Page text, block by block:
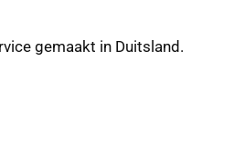
gemaakt in Duitsland.